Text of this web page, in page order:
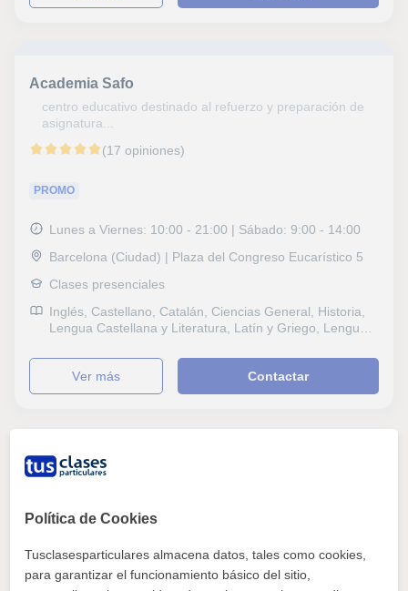
Academia Safo
centro educativo destinado al refuerzo y preparación de
asignatura...
(17 opiniones)
PROMO
Lunes a Viernes: 10:00 - 21:00 | Sábado: 9:00 - 14:00
Barcelona (Ciudad) | Plaza del Congreso Eucarístico 5
Clases presenciales
Inglés, Castellano, Catalán, Ciencias General, Historia,
Lengua Castellana y Literatura, Latín y Griego, Lengua
ver más Contactar
Caper
escolar de alumnos.
PROMO
Política de Cookies
Tusclasesparticulares almacena datos, tales como cookies,
para garantizar el funcionamiento básico del sitio,